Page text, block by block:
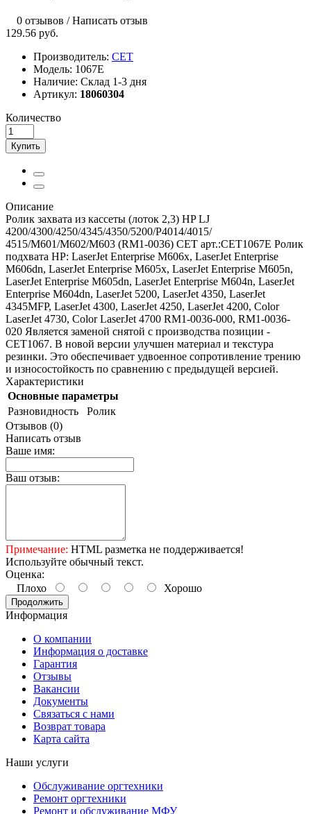
0 отзывов /Написать отзыв
129.56 руб.
Производитель: CET
Модель: 1067E
Наличие: Склад 1-3 дня
Артикул: 18060304
Количество
Купить
Описание
Ролик захвата из кассеты (лоток 2,3) HP LJ
4200/4300/4250/4345/4350/5200/P4014/4015/
4515/M601/M602/M603 (RM1-0036) CET арт.:CET1067E Ролик
подхвата HP: LaserJet Enterprise M606x, LaserJet Enterprise
M606dn, LaserJet Enterprise M605x, LaserJet Enterprise M605n,
LaserJet Enterprise M605dn, LaserJet Enterprise M604n, LaserJet
Enterprise M604dn, LaserJet 5200, LaserJet 4350, LaserJet
4345MFP, LaserJet 4300, LaserJet 4250, LaserJet 4200, Color
LaserJet 4730, Color LaserJet 4700 RM1-0036-000, RM1-0036-
020 Является заменой снятой с производства позиции -
CET1067. В новой версии улучшен материал и текстура
резинки. Это обеспечивает удвоенное сопротивление трению
и износостойкость по сравнению с предыдущей версией.
Характеристики
Основные параметры
Разновидность
Ролик
Отзывов (0)
Написать отзыв
Ваше имя:
Ваш отзыв:
Примечание: HTML разметка не поддерживается!
Используйте обычный текст.
Оценка:
Плохо
Хорошо
Продолжить
Информация
О компании
Информация о доставке
Гарантия
Отзывы
Вакансии
Документы
Связаться с нами
Возврат товара
Карта сайта
Наши услуги
Обслуживание оргтехники
Ремонт оргтехники
Ремонт и обслуживание МФУ